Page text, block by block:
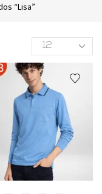
“lisa”